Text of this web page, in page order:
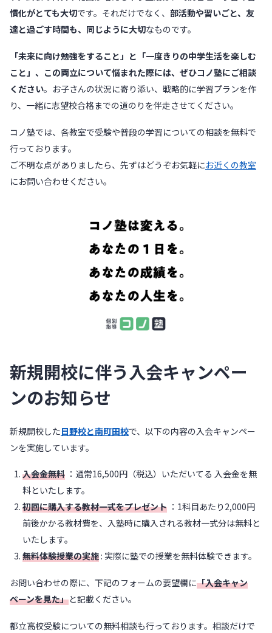
慣化がとても大切です。それだけでなく、 部活動や習いごと、友
達と過ごす時間も、同じように大切なものです。
「未来に向け勉強をすること」と「一度きりの中学生活を楽しむ
こと」、この両立について悩まれた際には、ぜひコノ塾にご相談
ください。お子さんの状況に寄り添い、戦略的に学習プランを作
り、一緒に志望校合格までの道のりを伴走させてください。
コノ塾では、各教室で受験や普段の学習についての相談を無料で
行っております。
ご不明な点がありましたら、先ずはどうぞお気軽にお近くの教室
にお問い合わせください。
新規開校に伴う入会キャンペー
ンのお知らせ
新規開校した日野校と南町田校で、以下の内容の入会キャンペー
ンを実施しています。
入会金無料 ：通常16,500円（税込）いただいてる 入会金を無
料といたします。
初回に購入する教材一式をプレゼント ：1科目あたり2,000円
前後かかる教材費を、入塾時に購入される教材一式分は無料と
いたします。
無料体験授業の実施 : 実際に塾での授業を無料体験できます。
お問い合わせの際に、下記のフォームの要望欄に「入会キャン
ペーンを見た」と記載ください。
都立高校受験についての無料相談も行っております。相談だけで